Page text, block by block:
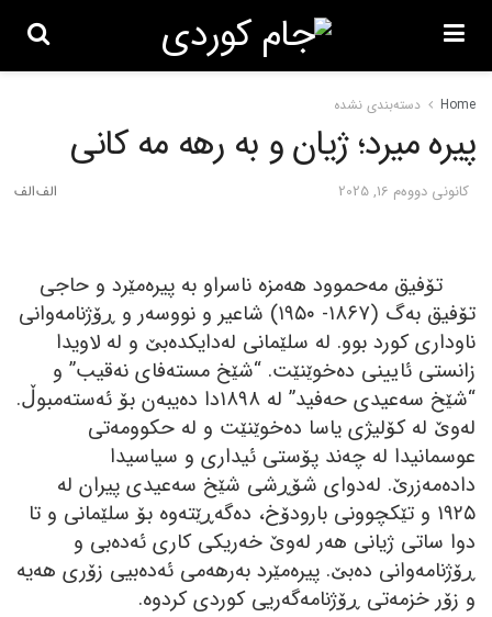
Home دسته‌بندی نشده
پیره میرد؛ ژیان و به رهه مه کانی
كانونی دووه‌م 16, 2025
تۆفیق مەحموود ھەمزە ناسراو بە پیرەمێرد و حاجی
تۆفیق بەگ (١٨٦٧- ١٩٥٠) شاعیر و نووسەر و ڕۆژنامەوانی
ناوداری کورد بوو. لە سلێمانی لەدایکدەبێ و لە لاویدا
زانستی ئایینی دەخوێنێت. “شێخ مستەفای نەقیب” و
“شێخ سەعیدی حەفید” لە ١٨٩٨دا دەیبەن بۆ ئەستەمبوڵ.
لەوێ لە کۆلیژی یاسا دەخوێنێت و لە حکوومەتی
عوسمانیدا لە چەند پۆستی ئیداری و سیاسیدا
دادەمەزرێ. لەدوای شۆڕشی شێخ سەعیدی پیران لە
١٩٢٥ و تێکچوونی بارودۆخ، دەگەڕێتەوە بۆ سلێمانی و تا
دوا ساتی ژیانی ھەر لەوێ خەریکی کاری ئەدەبی و
ڕۆژنامەوانی دەبێ. پیرەمێرد بەرھەمی ئەدەبیی زۆری ھەیە
و زۆر خزمەتی ڕۆژنامەگەریی کوردی کردوە.